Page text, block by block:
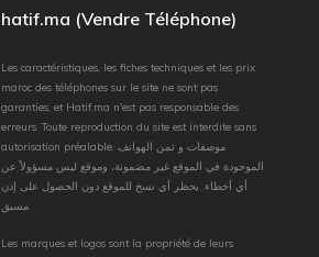
hatif.ma (Vendre Téléphone)
Les caractéristiques, les fiches techniques et les prix
maroc des téléphones sur le site ne sont pas
garanties, et Hatif.ma n'est pas responsable des
erreurs. Toute reproduction du site est interdite sans
autorisation préalable. موصفات و ثمن الهواتف
الموجودة في الموقع غير مضمونة، وموقع ليس مسؤولاً عن
أي أخطاء. يحظر أي نسخ للموقع دون الحصول على إذن
Les marques et logos sont la propriété de leurs